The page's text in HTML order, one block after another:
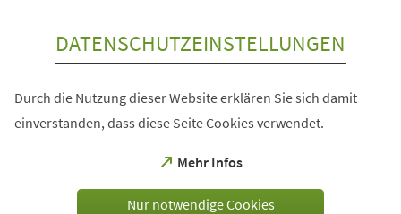
DATENSCHUTZEINSTELLUNGEN
Durch die Nutzung dieser Website erklären Sie sich damit
einverstanden, dass diese Seite Cookies verwendet.
Mehr Infos
(Öffnet
einem
Nur notwendige Cookies